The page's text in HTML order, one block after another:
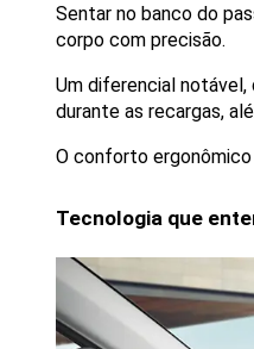
Sentar no banco do
corpo com precisão.
Um diferencial
durante as recargas,
O conforto
Tecnologia que